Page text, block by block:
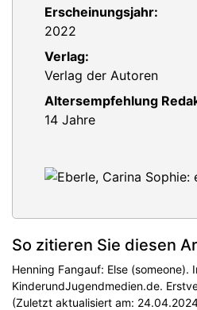
Erscheinungsjahr:
2022
Verlag:
Verlag der Autoren
Altersempfehlung
14 Jahre
So zitieren Sie diesen
Henning Fangauf: Else (someone).
KinderundJugendmedien.de.
(Zuletzt aktualisiert am: